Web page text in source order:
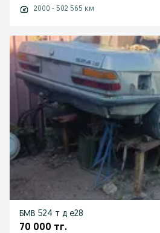
2000 - 502 565 км
БМВ 524 т д е28
70 000 тг.